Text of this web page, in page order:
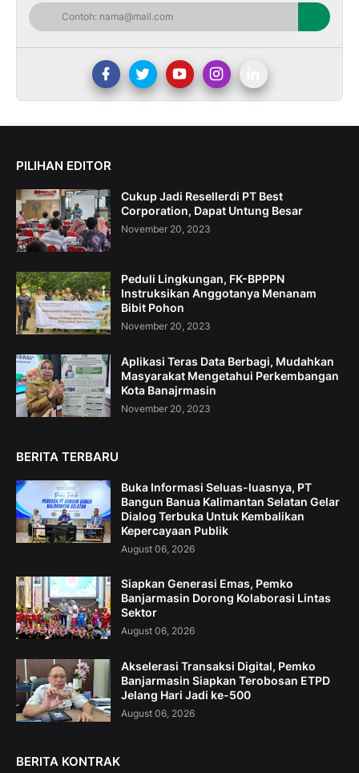
PILIHAN EDITOR
Cukup Jadi Resellerdi PT Best
Corporation, Dapat Untung Besar
November 20, 2023
Peduli Lingkungan, FK-BPPPN
Instruksikan Anggotanya Menanam
Bibit Pohon
November 20, 2023
Aplikasi Teras Data Berbagi, Mudahkan
Masyarakat Mengetahui Perkembangan
Kota Banajrmasin
November 20, 2023
BERITA TERBARU
Buka Informasi Seluas-luasnya, PT
Bangun Banua Kalimantan Selatan Gelar
Dialog Terbuka Untuk Kembalikan
Kepercayaan Publik
August 06, 2026
Siapkan Generasi Emas, Pemko
Banjarmasin Dorong Kolaborasi Lintas
Sektor
August 06, 2026
Akselerasi Transaksi Digital, Pemko
Banjarmasin Siapkan Terobosan ETPD
Jelang Hari Jadi ke-500
August 06, 2026
BERITA KONTRAK